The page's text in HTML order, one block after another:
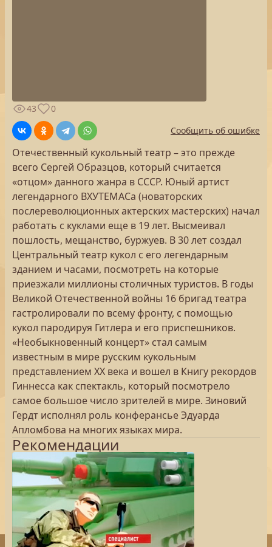
43
0
Сообщить об ошибке
Отечественный кукольный театр – это прежде
всего Сергей Образцов, который считается
«отцом» данного жанра в СССР. Юный артист
легендарного ВХУТЕМАСа (новаторских
послереволюционных актерских мастерских) начал
работать с куклами еще в 19 лет. Высмеивал
пошлость, мещанство, буржуев. В 30 лет создал
Центральный театр кукол с его легендарным
зданием и часами, посмотреть на которые
приезжали миллионы столичных туристов. В годы
Великой Отечественной войны 16 бригад театра
гастролировали по всему фронту, с помощью
кукол пародируя Гитлера и его приспешников.
«Необыкновенный концерт» стал самым
известным в мире русским кукольным
представлением XX века и вошел в Книгу рекордов
Гиннесса как спектакль, который посмотрело
самое большое число зрителей в мире. Зиновий
Гердт исполнял роль конферансье Эдуарда
Апломбова на многих языках мира.
Рекомендации